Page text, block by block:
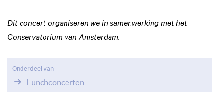
Dit concert organiseren we in samenwerking met het
Conservatorium van Amsterdam.
Onderdeel van
Lunchconcerten